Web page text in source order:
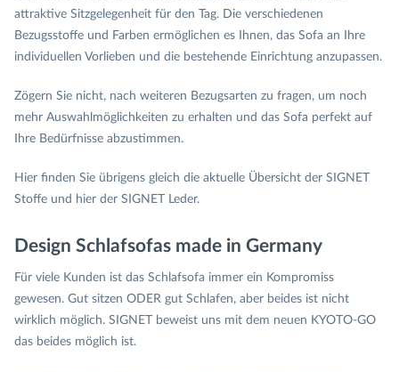
attraktive Sitzgelegenheit für den Tag. Die verschiedenen
Bezugsstoffe und Farben ermöglichen es Ihnen, das Sofa an Ihre
individuellen Vorlieben und die bestehende Einrichtung anzupassen.
Zögern Sie nicht, nach weiteren Bezugsarten zu fragen, um noch
mehr Auswahlmöglichkeiten zu erhalten und das Sofa perfekt auf
Ihre Bedürfnisse abzustimmen.
Hier finden Sie übrigens gleich die aktuelle Übersicht der SIGNET
Stoffe und hier der SIGNET Leder.
Design Schlafsofas made in Germany
Für viele Kunden ist das Schlafsofa immer ein Kompromiss
gewesen. Gut sitzen ODER gut Schlafen, aber beides ist nicht
wirklich möglich. SIGNET beweist uns mit dem neuen KYOTO-GO
das beides möglich ist.